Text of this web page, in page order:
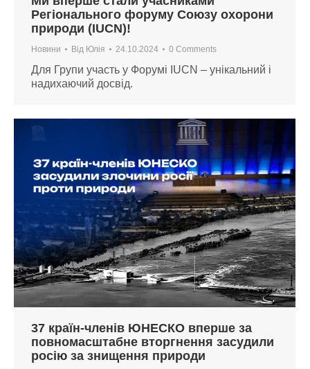
Регіонального форуму Союзу охорони
природи (IUCN)!
Новини Від Юлія 24.10.2024 0 Comments
Для Групи участь у Форумі IUCN – унікальний і
надихаючий досвід.
37 країн-членів ЮНЕСКО вперше за
повномасштабне вторгнення засудили
росію за знищення природи